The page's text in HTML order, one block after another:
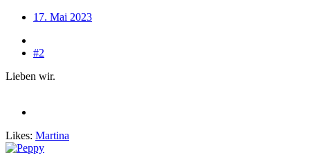
17. Mai 2023
#2
Lieben wir.
Likes: Martina